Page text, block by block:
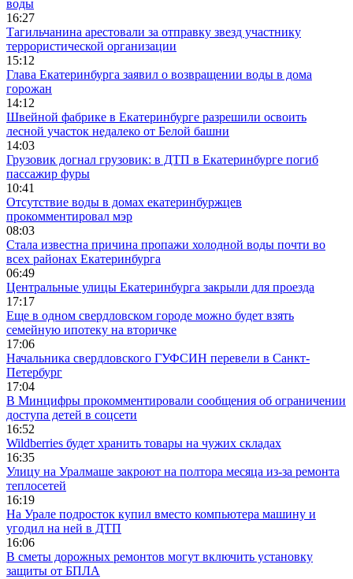
воды
16:27
Тагильчанина арестовали за отправку звезд участнику
террористической организации
15:12
Глава Екатеринбурга заявил о возвращении воды в дома
горожан
14:12
Швейной фабрике в Екатеринбурге разрешили освоить
лесной участок недалеко от Белой башни
14:03
Грузовик догнал грузовик: в ДТП в Екатеринбурге погиб
пассажир фуры
10:41
Отсутствие воды в домах екатеринбуржцев
прокомментировал мэр
08:03
Стала известна причина пропажи холодной воды почти во
всех районах Екатеринбурга
06:49
Центральные улицы Екатеринбурга закрыли для проезда
17:17
Еще в одном свердловском городе можно будет взять
семейную ипотеку на вторичке
17:06
Начальника свердловского ГУФСИН перевели в Санкт-
Петербург
17:04
В Минцифры прокомментировали сообщения об ограничении
доступа детей в соцсети
16:52
Wildberries будет хранить товары на чужих складах
16:35
Улицу на Уралмаше закроют на полтора месяца из-за ремонта
теплосетей
16:19
На Урале подросток купил вместо компьютера машину и
угодил на ней в ДТП
16:06
В сметы дорожных ремонтов могут включить установку
защиты от БПЛА